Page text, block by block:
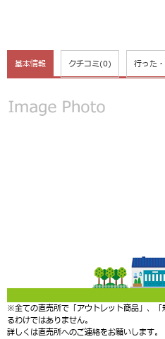
基本情報 クチコミ(0) 行った
※全ての直売所で「アウトレット商品」、
るわけではありません。
詳しくは直売所へのご連絡をお願いします。